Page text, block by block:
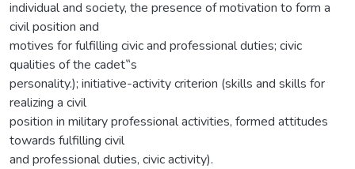
individual and society, the presence of motivation to form a
civil position and
motives for fulfilling civic and professional duties; civic
qualities of the cadet‟s
personality.); initiative-activity criterion (skills and skills for
realizing a civil
position in military professional activities, formed attitudes
towards fulfilling civil
and professional duties, civic activity).